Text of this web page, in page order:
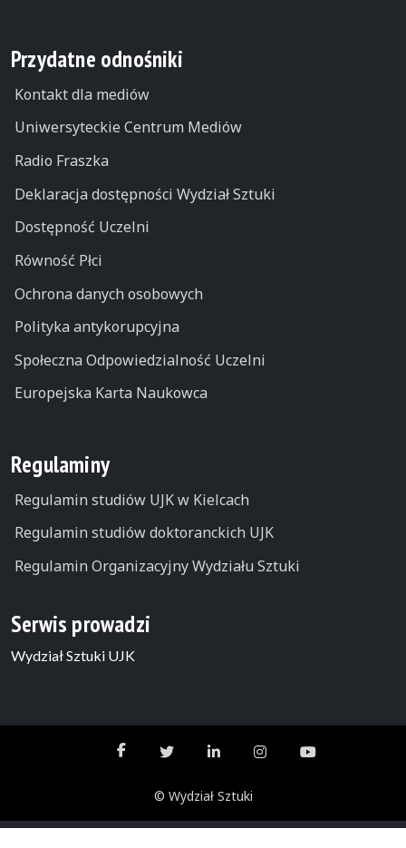
Przydatne odnośniki
Kontakt dla mediów
Uniwersyteckie Centrum Mediów
Radio Fraszka
Deklaracja dostępności Wydział Sztuki
Dostępność Uczelni
Równość Płci
Ochrona danych osobowych
Polityka antykorupcyjna
Społeczna Odpowiedzialność Uczelni
Europejska Karta Naukowca
Regulaminy
Regulamin studiów UJK w Kielcach
Regulamin studiów doktoranckich UJK
Regulamin Organizacyjny Wydziału Sztuki
Serwis prowadzi
Wydział Sztuki UJK
© Wydział Sztuki